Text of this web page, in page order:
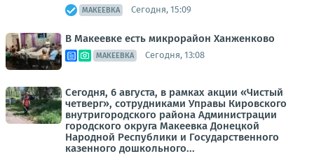
МАКЕЕВКА Сегодня, 15:09
В Макеевке есть микрорайон Ханженково
МАКЕЕВКА Сегодня, 13:08
Сегодня, 6 августа, в рамках акции «Чистый
четверг», сотрудниками Управы Кировского
внутригородского района Администрации
городского округа Макеевка Донецкой
Народной Республики и Государственного
казенного дошкольного...